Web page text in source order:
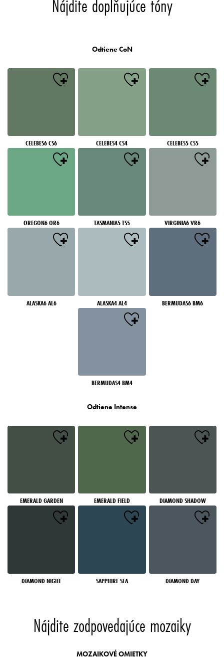
Nájdite doplňujúce tóny
Odtiene CoN
CELEBES6 CS6 CELEBES4 CS4 CELEBES5 CS5
OREGON6 OR6 TASMANIA5 TS5 VIRGINIA6 VR6
ALASKA6 AL6 ALASKA4 AL4 BERMUDAS6 BM6
BERMUDAS4 BM4
Odtiene Intense
EMERALD GARDEN EMERALD FIELD DIAMOND SHADOW
DIAMOND NIGHT SAPPHIRE SEA DIAMOND DAY
Nájdite zodpovedajúce mozaiky
MOZAIKOVÉ OMIETKY